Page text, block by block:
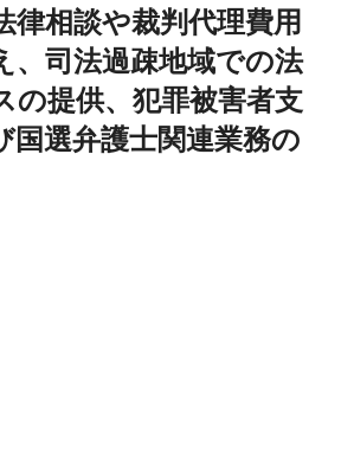
律相談や裁判代理費用
、司法過疎地域での法
の提供、犯罪被害者支
国選弁護士関連業務の